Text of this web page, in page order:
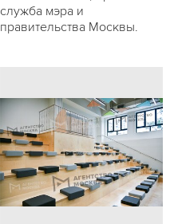
служба мэра и
правительства Москвы.